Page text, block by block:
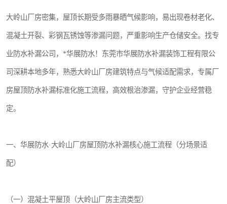
大岭山厂房密集，屋顶长期受多雨暴晒气候影响，易出现卷材老化、
混凝土开裂、彩钢瓦锈蚀等渗漏问题，严重影响生产仓储安全。找专
业防水补漏公司，*华展防水！东莞市华展防水补漏装饰工程有限公
司深耕本地多年，熟悉大岭山厂房建筑特点与气候适配需求，专属厂
房屋顶防水补漏标准化施工流程，高效根治渗漏，守护企业经营稳
定。
一、华展防水·大岭山厂房屋顶防水补漏核心施工流程（分场景适
配）
（一）混凝土平屋顶（大岭山厂房主流类型）